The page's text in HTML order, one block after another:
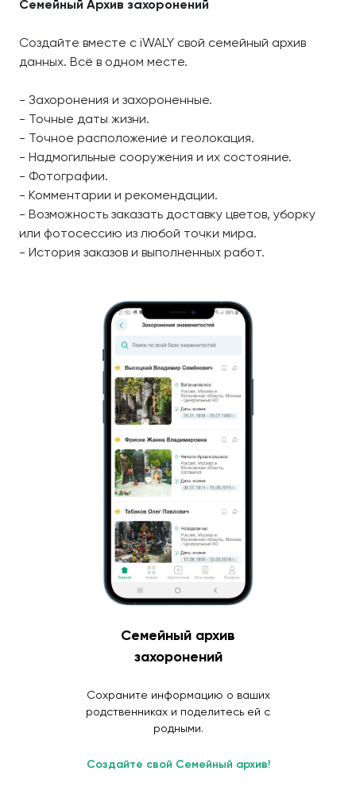
Семейный Архив захоронений
Создайте вместе с iWALY свой семейный архив
данных. Всё в одном месте.
- Захоронения и захороненные.
- Точные даты жизни.
- Точное расположение и геолокация.
- Надмогильные сооружения и их состояние.
- Фотографии.
- Комментарии и рекомендации.
- Возможность заказать доставку цветов, уборку
или фотосессию из любой точки мира.
- История заказов и выполненных работ.
Семейный архив
захоронений
Сохраните информацию о ваших
родственниках и поделитесь ей с
родными.
Создайте свой Семейный архив!